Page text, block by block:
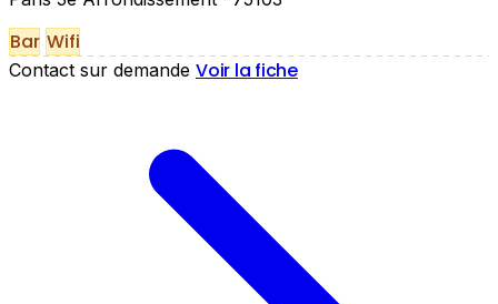
Bar Wifi
Contact sur demande Voir la fiche